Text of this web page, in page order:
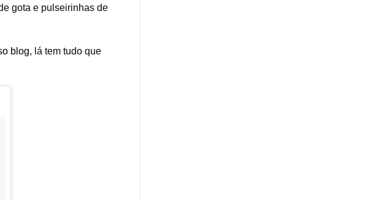
gota e pulseirinhas de
blog, lá tem tudo que